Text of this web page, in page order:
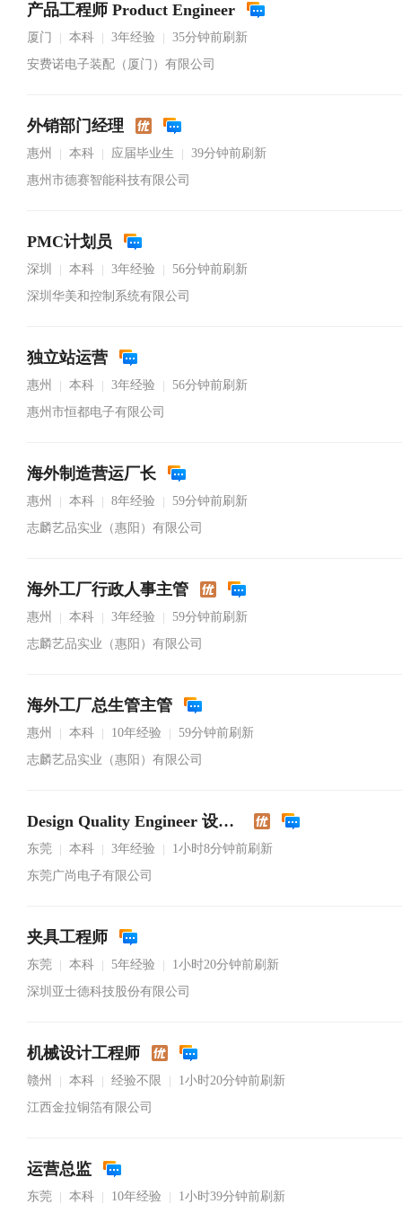
产品工程师 Product Engineer
厦门 本科 3年经验
35分钟前刷新
安费诺电子装配（厦门）有限公司
外销部门经理
惠州 本科 应届毕业生
39分钟前刷新
惠州市德赛智能科技有限公司
PMC计划员
深圳 本科 3年经验
56分钟前刷新
深圳华美和控制系统有限公司
独立站运营
惠州 本科 3年经验
56分钟前刷新
惠州市恒都电子有限公司
海外制造营运厂长
惠州 本科 8年经验
59分钟前刷新
志麟艺品实业（惠阳）有限公司
海外工厂行政人事主管
惠州 本科 3年经验
59分钟前刷新
志麟艺品实业（惠阳）有限公司
海外工厂总生管主管
惠州 本科 10年经验
59分钟前刷新
志麟艺品实业（惠阳）有限公司
Design Quality Engineer 设计品质工程师
东莞 本科 3年经验
1小时8分钟前刷新
东莞广尚电子有限公司
夹具工程师
东莞 本科 5年经验
1小时20分钟前刷新
深圳亚士德科技股份有限公司
机械设计工程师
赣州 本科 经验不限
1小时20分钟前刷新
江西金拉铜箔有限公司
运营总监
东莞 本科 10年经验 1小时39分钟前刷新